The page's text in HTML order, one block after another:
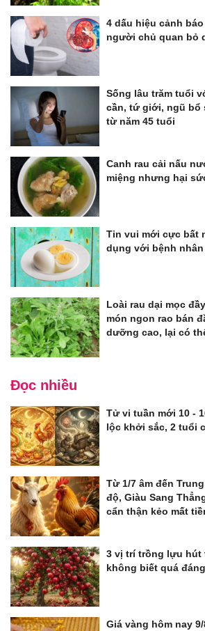
4 dấu hiệu cảnh
người chủ quan bỏ
Sống lâu trăm tuổi
cần, tứ giới, ngũ bổ
từ năm 45 tuổi
Canh rau cải nấu
miệng nhưng hại
Tin vui mới cực bất
dụng với bệnh
Loài rau dại mọc
món ngon rao bán
dưỡng cao, lại có
Đọc nhiều
Tử vi tuần mới 10 -
lộc khởi sắc, 2 tuổi
Từ 1/7 âm đến
độ, Giàu Sang
cẩn thận kẻo mất
3 vị trí trồng lựu hút
không biết quá
Giá vàng hôm nay